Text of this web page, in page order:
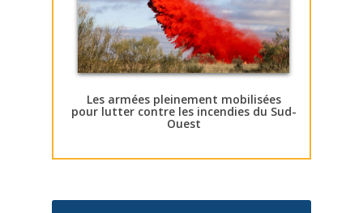
Les armées pleinement mobilisées
pour lutter contre les incendies du Sud-
Ouest